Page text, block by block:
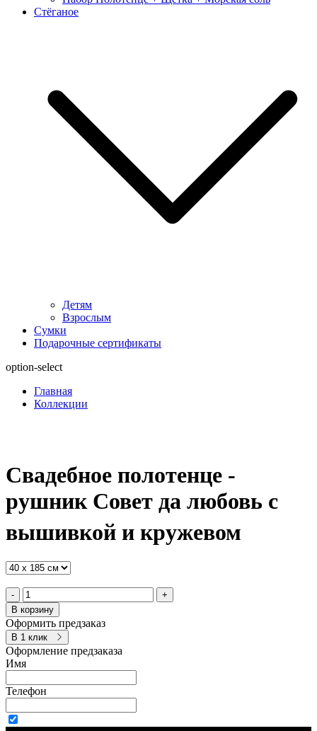
Стёганое
Детям
Взрослым
Сумки
Подарочные сертификаты
option-select
Главная
Коллекции
Свадебное полотенце -
рушник Совет да любовь с
вышивкой и кружевом
-
+
В корзину
Оформить предзаказ
В 1 клик
Оформление предзаказа
Имя
Телефон